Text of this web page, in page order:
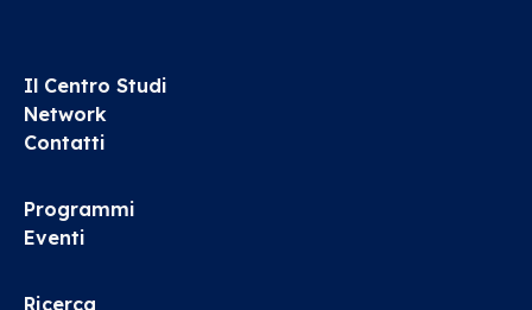
Il Centro Studi
Network
Contatti
Programmi
Eventi
Ricerca